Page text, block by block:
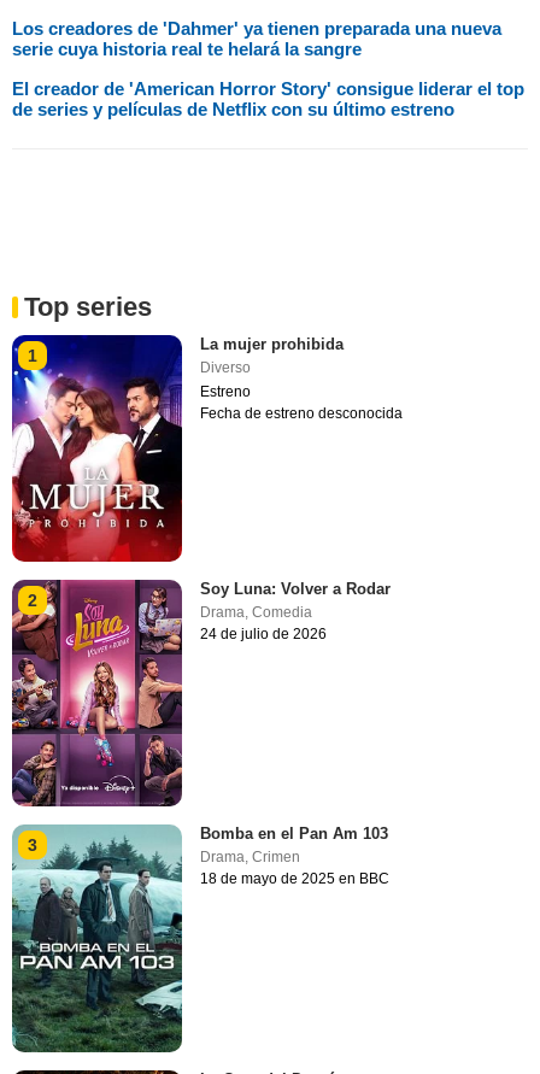
Los creadores de 'Dahmer' ya tienen preparada una nueva
serie cuya historia real te helará la sangre
El creador de 'American Horror Story' consigue liderar el top
de series y películas de Netflix con su último estreno
Top series
1
La mujer prohibida
Diverso
Estreno
Fecha de estreno desconocida
2
Soy Luna: Volver a Rodar
Drama,Comedia
24 de julio de 2026
3
Bomba en el Pan Am 103
Drama,Crimen
18 de mayo de 2025 en BBC